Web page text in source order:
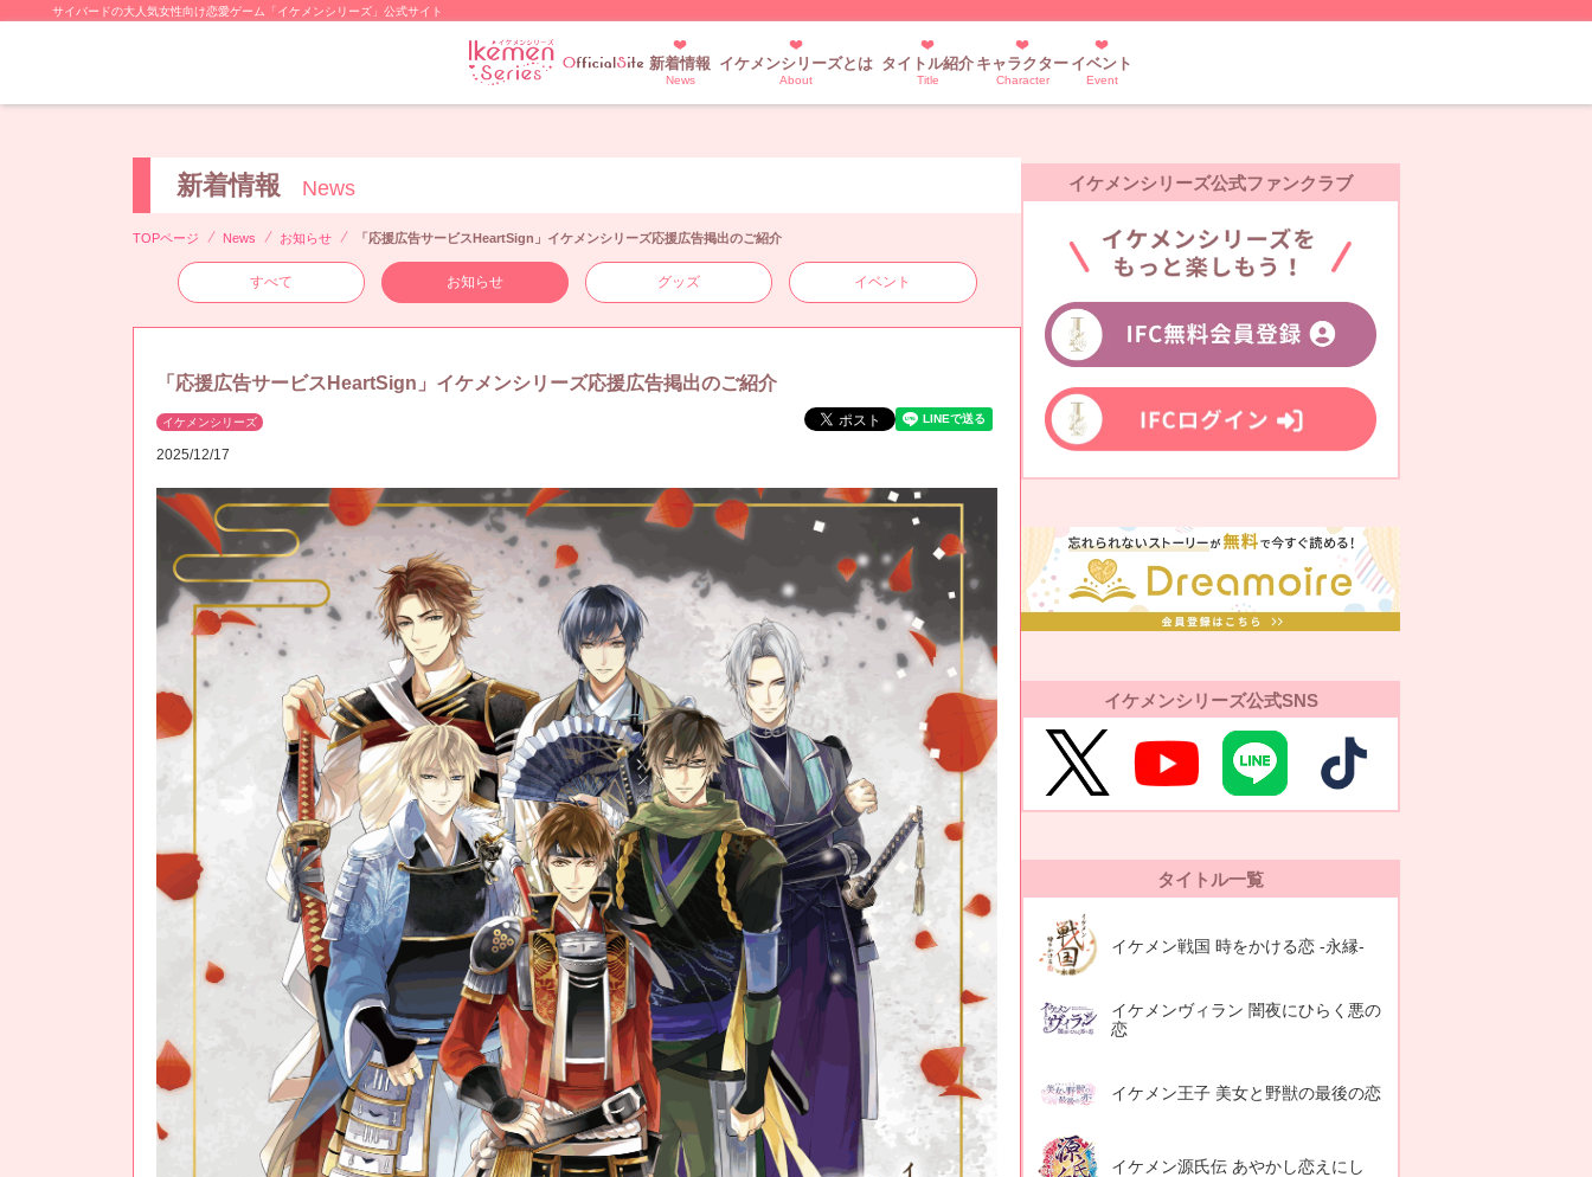
サイバードの大人気女性向け恋愛ゲーム「イケメンシリーズ」公式サイト
新着情報
News
イケメンシリーズとは
About
タイトル紹介
Title
キャラクター
Character
イベント
Event
新着情報 News
TOPページ News お知らせ 「応援広告サービスHeartSign」イケメンシリーズ応援広告掲出のご紹介
すべて お知らせ グッズ イベント
「応援広告サービスHeartSign」イケメンシリーズ応援広告掲出のご紹介
イケメンシリーズ
2025/12/17
イケメンシリーズ公式ファンクラブ
イケメンシリーズ公式SNS
タイトル一覧
イケメン戦国 時をかける恋 -永縁-
イケメンヴィラン 闇夜にひらく悪の
恋
イケメン王子 美女と野獣の最後の恋
イケメン源氏伝 あやかし恋えにし